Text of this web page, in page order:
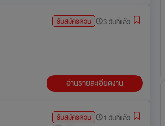
รับสมัครด่วน 3 วันที่แล้ว
อ่านรายละเอียดงาน
รับสมัครด่วน 1 วันที่แล้ว